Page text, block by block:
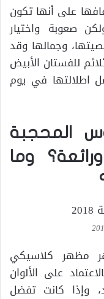
على أنها تكون
صعوبة واختيار
وجمالها وقد
للفستان الأبيض
اطلالتها في يوم
المحجبة
وما
مظهر كلاسيكي
على الألوان
وإذا كانت تفضل